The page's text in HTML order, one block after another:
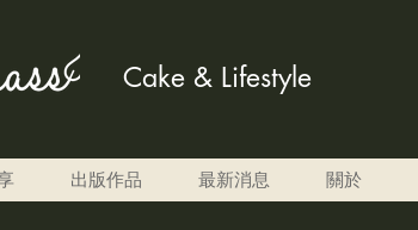
Cake & Lifestyle
出版作品 最新消息 關於